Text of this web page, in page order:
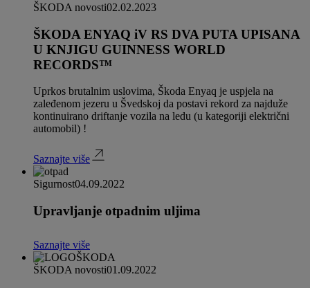
ŠKODA novosti02.02.2023
ŠKODA ENYAQ iV RS DVA PUTA UPISANA
U KNJIGU GUINNESS WORLD
RECORDS™
Uprkos brutalnim uslovima, Škoda Enyaq je uspjela na
zaleđenom jezeru u Švedskoj da postavi rekord za najduže
kontinuirano driftanje vozila na ledu (u kategoriji električni
automobil) !
Saznajte više
Sigurnost04.09.2022
Upravljanje otpadnim uljima
Saznajte više
ŠKODA novosti01.09.2022